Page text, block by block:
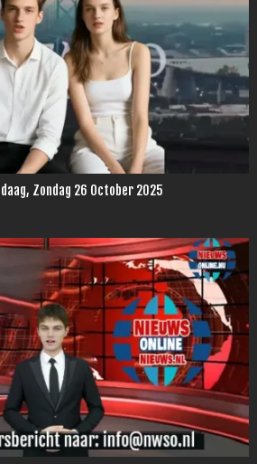
Zondag 26 October 2025